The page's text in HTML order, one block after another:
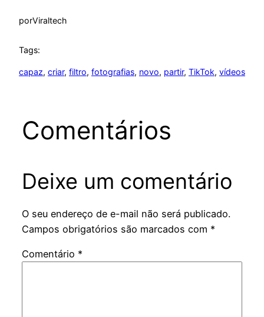
porViraltech
Tags:
capaz, criar, filtro, fotografias, novo, partir, TikTok, vídeos
Comentários
Deixe um comentário
O seu endereço de e-mail não será publicado.
Campos obrigatórios são marcados com *
Comentário *